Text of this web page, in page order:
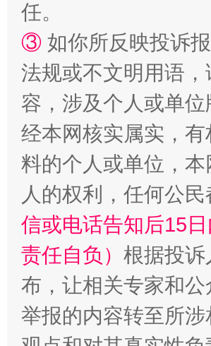
“蜀中异人”王建安的艺术幻境
任。
③ 如你所反映投诉
法规或不文明用语
容，涉及个人或单
经本网核实属实，
料的个人或单位，
人的权利，任何公
信或电话告知后15
责任自负） 根据投
布，让相关专家和
举报的内容转至所